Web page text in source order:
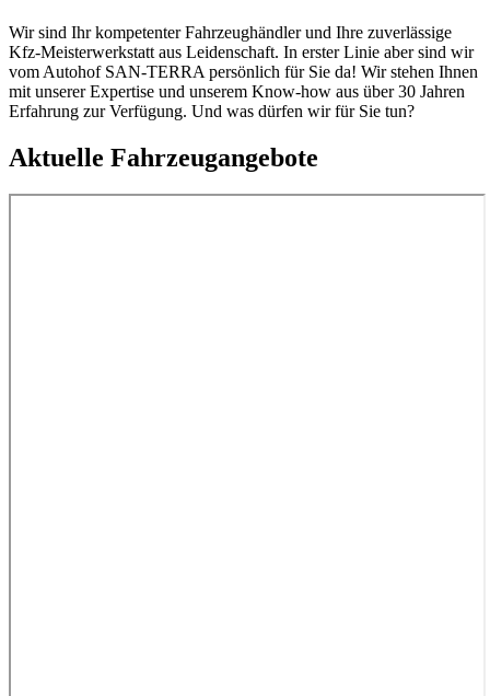
Wir sind Ihr kompetenter Fahrzeughändler und Ihre zuverlässige
Kfz-Meisterwerkstatt aus Leidenschaft. In erster Linie aber sind wir
vom Autohof SAN-TERRA persönlich für Sie da! Wir stehen Ihnen
mit unserer Expertise und unserem Know-how aus über 30 Jahren
Erfahrung zur Verfügung. Und was dürfen wir für Sie tun?
Aktuelle Fahrzeugangebote